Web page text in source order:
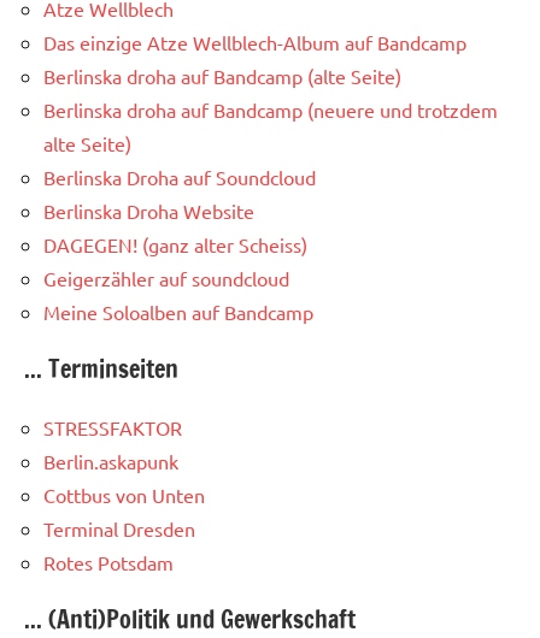
Atze Wellblech
Das einzige Atze Wellblech-Album auf Bandcamp
Berlinska droha auf Bandcamp (alte Seite)
Berlinska droha auf Bandcamp (neuere und trotzdem
alte Seite)
Berlinska Droha auf Soundcloud
Berlinska Droha Website
DAGEGEN! (ganz alter Scheiss)
Geigerzähler auf soundcloud
Meine Soloalben auf Bandcamp
... Terminseiten
STRESSFAKTOR
Berlin.askapunk
Cottbus von Unten
Terminal Dresden
Rotes Potsdam
... (Anti)Politik und Gewerkschaft